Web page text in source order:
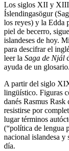
Los siglos XII y XIII
Íslendingasögur
los reyes) y la Edda
piel de becerro,
islandeses de hoy.
para descifrar el
leer la Saga de Njál
ayuda de un glosario.
A partir del siglo
lingüístico. Figuras
danés Rasmus
resistirse por
lugar términos
(“política de lengua
nacional islandesa y
día.